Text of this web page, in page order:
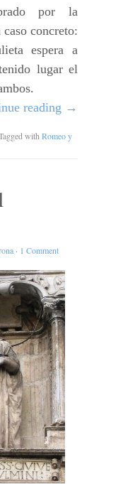
por la
concreto:
espera a
lugar el
reading →
with Romeo y
· 1 Comment